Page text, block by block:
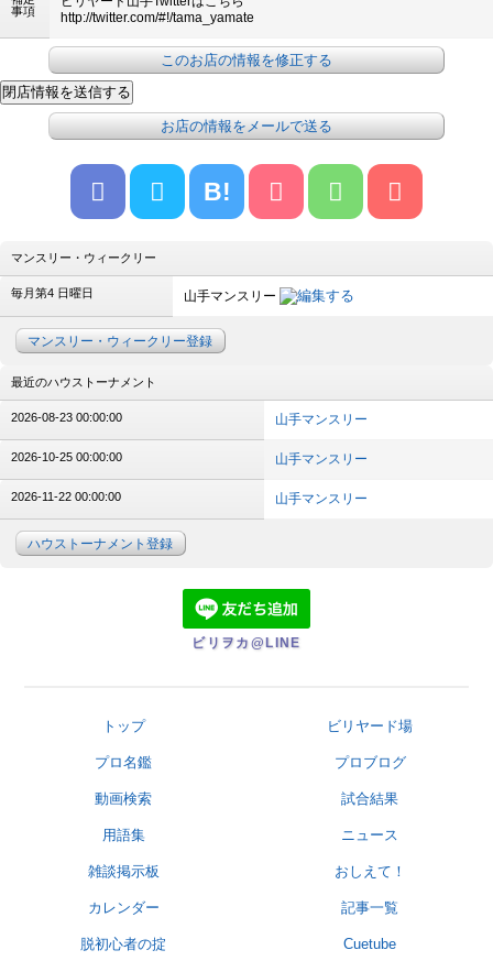
事項
http://twitter.com/#!/tama_yamate
このお店の情報を修正する
お店の情報をメールで送る
B!
マンスリー・ウィークリー
毎月第4 日曜日 山手マンスリー
マンスリー・ウィークリー登録
最近のハウストーナメント
2026-08-23 00:00:00 山手マンスリー
2026-10-25 00:00:00 山手マンスリー
2026-11-22 00:00:00 山手マンスリー
ハウストーナメント登録
ビリヲカ@LINE
トップ ビリヤード場
プロ名鑑 プロブログ
動画検索 試合結果
用語集 ニュース
雑談掲示板 おしえて！
カレンダー 記事一覧
脱初心者の掟 Cuetube